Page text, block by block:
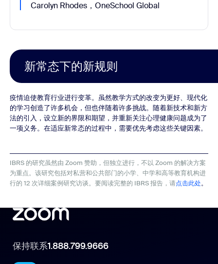
Carolyn Rhodes，OneSchool Global
新常态下的新规则
疫情迫使教育行业进行变革。虽然教学方式的改变为更好、现代化
的学习创造了许多机会，但也伴随着许多挑战。随着新技术和新方
法的引入，设立新的界限和期望，并重新关注心理健康问题成为了
一项义务。在适应新常态的过程中，需要优先考虑这些关键因素。
IBRS 的研究虽然由 Zoom 赞助，但独立进行，不以 Zoom 的解决方案
为重点。该研究包括对私营和公共部门的小学、中学和高等教育机构进
行的 12 次详细案例研究访谈。要阅读完整的 IBRS 报告，请点击此处。
保持联系1.888.799.9666